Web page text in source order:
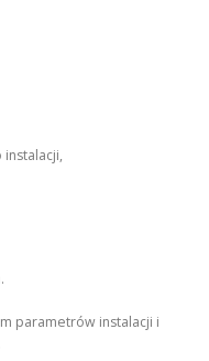
instalacji,
parametrów instalacji i